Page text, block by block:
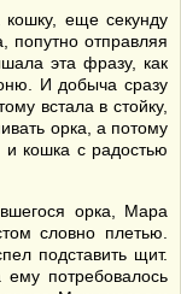
еще секунду
попутно отправляя
эта фразу, как
И добыча сразу
встала в стойку,
орка, а потому
кошка с радостью
орка, Мара
словно плетью.
подставить щит.
потребовалось